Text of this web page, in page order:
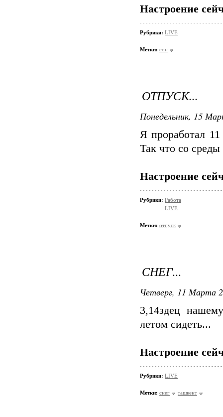
Настроение
Рубрики: LIVE
Метки: сон
ОТПУСК...
Понедельник, 15
Я проработал
Так что со
Настроение
Рубрики: Работа
LIVE
Метки: отпуск
СНЕГ...
Четверг, 11 Марта
3,14здец
летом сидеть...
Настроение
Рубрики: LIVE
Метки: снег ташкент